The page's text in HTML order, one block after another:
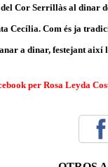
del Cor Serrillàs al dinar
Cecília. Com és ja
a dinar, festejant així
per Rosa Leyda